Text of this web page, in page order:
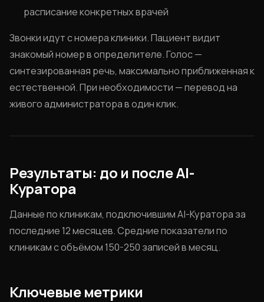
расписание конкретных врачей
Звонки идут с номера клиники. Пациент видит
знакомый номер в определителе. Голос —
синтезированная речь, максимально приближенная к
естественной. При необходимости — перевод на
живого администратора в один клик.
Результаты: до и после AI-
Куратора
Данные по клиникам, подключившим AI-Куратора за
последние 12 месяцев. Средние показатели по
клиникам с объёмом 150-250 записей в месяц.
Ключевые метрики